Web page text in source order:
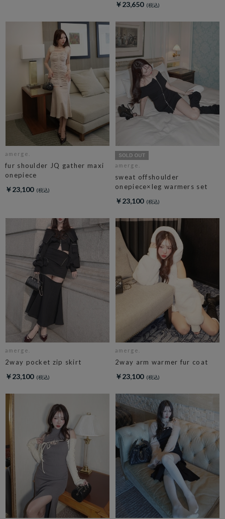
￥23,650
amerge.
fur shoulder JQ gather maxi
onepiece
￥23,100
amerge.
sweat offshoulder
onepiece×leg warmers set
￥23,100
amerge.
2way pocket zip skirt
￥23,100
amerge.
2way arm warmer fur coat
￥23,100